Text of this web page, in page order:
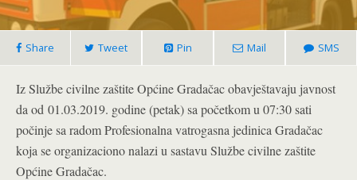
Share Tweet Pin Mail SMS
Iz Službe civilne zaštite Općine Gradačac obavještavaju javnost
da od 01.03.2019. godine (petak) sa početkom u 07:30 sati
počinje sa radom Profesionalna vatrogasna jedinica Gradačac
koja se organizaciono nalazi u sastavu Službe civilne zaštite
Općine Gradačac.